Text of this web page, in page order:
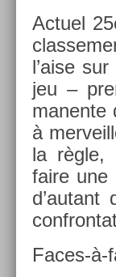
Ac­tuel
l’aise
jeu –
manen­te
à
la règle,
faire une
d’autant
Faces-à-